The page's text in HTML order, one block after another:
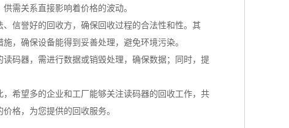
需关系直接影响着价格的波动。
信誉好的回收方，确保回收过程的合法性和性。其
，确保设备能得到妥善处理，避免环境污染。
码器，需进行数据或销毁处理，确保数据；同时，提
希望多的企业和工厂能够关注读码器的回收工作，共
格，为您提供的回收服务。